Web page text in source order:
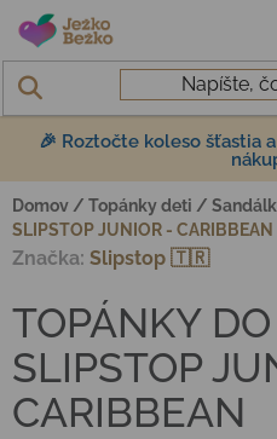
Prejsť na obsah
🎉 Roztočte koleso šťastia
Domov / Topánky deti /
SLIPSTOP JUNIOR - CARIBBEAN
TOPÁNKY
SLIPSTOP
CARIBBEAN
Značka: Slipstop 🇹🇷